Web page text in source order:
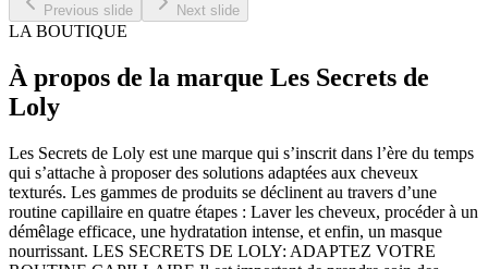
Previous slide Next slide
LA BOUTIQUE
À propos de la marque Les Secrets de
Loly
Les Secrets de Loly est une marque qui s’inscrit dans l’ère du temps
qui s’attache à proposer des solutions adaptées aux cheveux
texturés. Les gammes de produits se déclinent au travers d’une
routine capillaire en quatre étapes : Laver les cheveux, procéder à un
démêlage efficace, une hydratation intense, et enfin, un masque
nourrissant. LES SECRETS DE LOLY: ADAPTEZ VOTRE